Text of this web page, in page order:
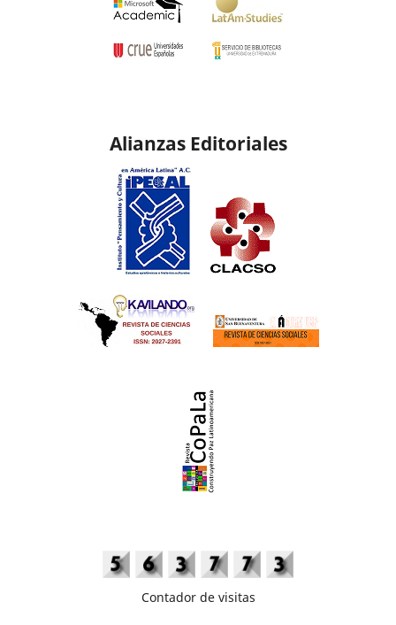
Alianzas Editoriales
Contador de visitas